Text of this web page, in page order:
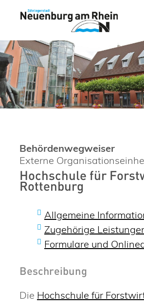
Behördenwegweiser
Externe
Hochschule für
Rottenburg
Allgemeine
Zugehörige
Formulare und
Beschreibung
Die Hochschule für